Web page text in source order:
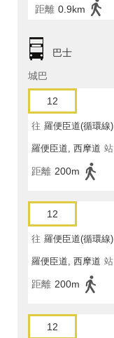
距離 0.9km
巴士
城巴
12
往 羅便臣道(循環線)
羅便臣道, 西摩道 站
距離 200m
12
往 羅便臣道(循環線)
羅便臣道, 西摩道 站
距離 200m
12